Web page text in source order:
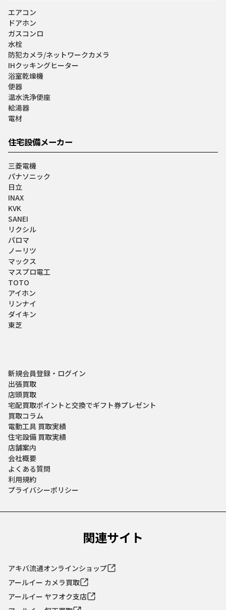
エアコン
ドアホン
ガスコンロ
水栓
防犯カメラ/ネットワークカメラ
IHクッキングヒーター
浴室乾燥機
便器
温水洗浄便座
給湯器
電材
住宅設備メーカー
三菱電機
パナソニック
日立
INAX
KVK
SANEI
リクシル
パロマ
ノーリツ
マックス
マスプロ電工
TOTO
アイホン
リンナイ
ダイキン
東芝
新規会員登録・ログイン
出張買取
店頭買取
宅配買取ポイントと交換でギフト券プレゼント
買取コラム
電動工具 買取実績
住宅設備 買取実績
店舗案内
会社概要
よくある質問
利用規約
プライバシーポリシー
関連サイト
アキバ流通オンラインショップ
アールイー カメラ買取
アールイー ヤフオク支店